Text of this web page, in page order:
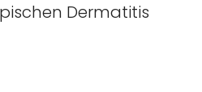
Dermatitis